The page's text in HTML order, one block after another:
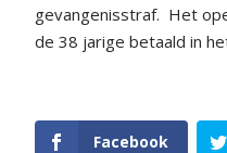
gevangenisstraf. Het
de 38 jarige betaald in
Facebook